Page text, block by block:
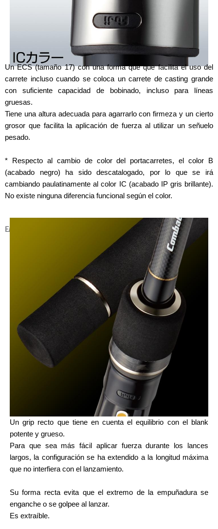
Un ECS (tamaño 17) con una forma que que facilita el uso del
carrete incluso cuando se coloca un carrete de casting grande
con suficiente capacidad de bobinado, incluso para líneas
gruesas.
Tiene una altura adecuada para agarrarlo con firmeza y un cierto
grosor que facilita la aplicación de fuerza al utilizar un señuelo
pesado.
* Respecto al cambio de color del portacarretes, el color B
(acabado negro) ha sido descatalogado, por lo que se irá
cambiando paulatinamente al color IC (acabado IP gris brillante).
No existe ninguna diferencia funcional según el color.
EMPUÑADURA
Un grip recto que tiene en cuenta el equilibrio con el blank
potente y grueso.
Para que sea más fácil aplicar fuerza durante los lances
largos, la configuración se ha extendido a la longitud máxima
que no interfiera con el lanzamiento.
Su forma recta evita que el extremo de la empuñadura se
enganche o se golpee al lanzar.
Es extraíble.